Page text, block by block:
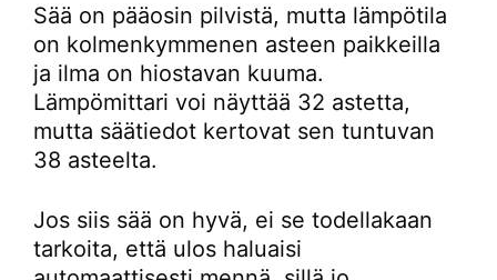
Sää on pääosin pilvistä, mutta lämpötila
on kolmenkymmenen asteen paikkeilla
ja ilma on hiostavan kuuma.
Lämpömittari voi näyttää 32 astetta,
mutta säätiedot kertovat sen tuntuvan
38 asteelta.
Jos siis sää on hyvä, ei se todellakaan
tarkoita, että ulos haluaisi